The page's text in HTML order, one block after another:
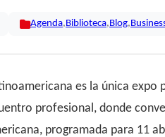
Agenda,Biblioteca,Blog,
es la única
profesional, donde
programada para 11